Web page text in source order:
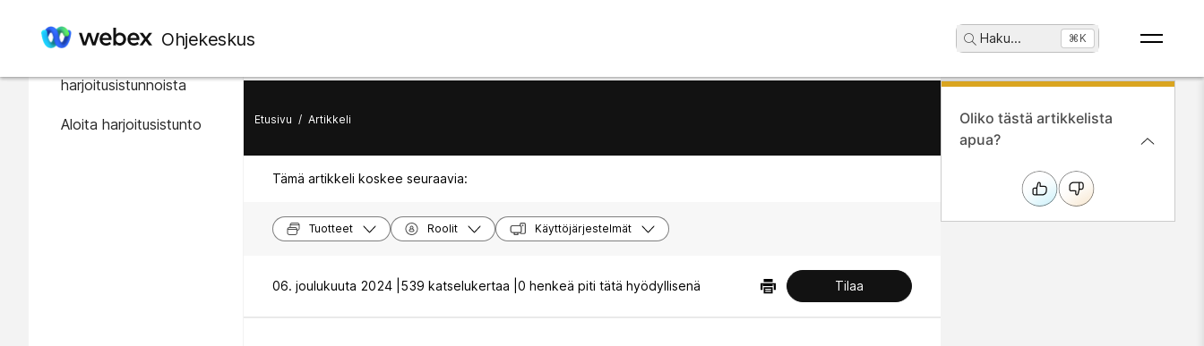
Ohjekeskus Haku... ⌘K
Tässä artikkelissa
harjoitusistunnoista
Aloita harjoitusistunto Etusivu / Artikkeli
Tämä artikkeli koskee seuraavia:
Tuotteet Roolit Käyttöjärjestelmät
06. joulukuuta 2024 | 539 katselukertaa | 0 henkeä piti tätä hyödyllisenä Tilaa
Oliko tästä artikkelista
apua?